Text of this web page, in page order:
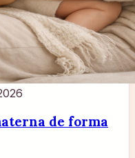
de forma